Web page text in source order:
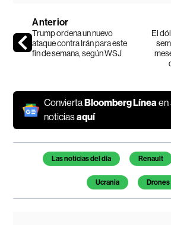
Anterior
Trump ordena un nuevo
ataque contra Irán para este
fin de semana, según WSJ
El
ConviertaBloomberg Líneaen
noticiasaquí
Temas de este artículo
Las noticias del día Renault
Ucrania Drones